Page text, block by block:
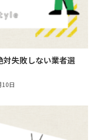
失敗しない業者選
10日